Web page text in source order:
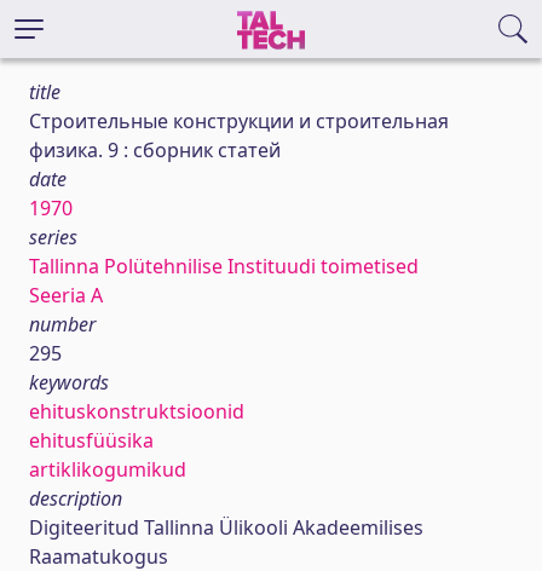
title
Строительные конструкции и строительная
физика. 9 : сборник статей
date
1970
series
Tallinna Polütehnilise Instituudi toimetised
Seeria A
number
295
keywords
ehituskonstruktsioonid
ehitusfüüsika
artiklikogumikud
description
Digiteeritud Tallinna Ülikooli Akadeemilises
Raamatukogus